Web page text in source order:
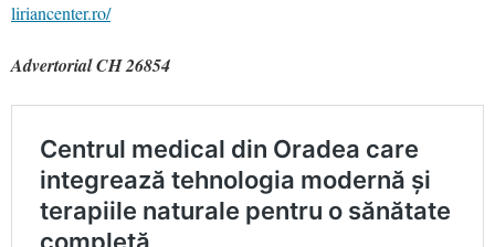
liriancenter.ro/
Advertorial CH 26854